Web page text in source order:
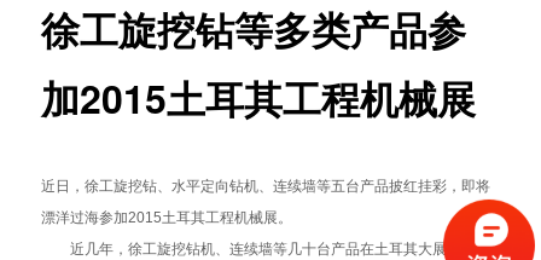
徐工旋挖钻等多类产品参
加2015土耳其工程机械展
近日，徐工旋挖钻、水平定向钻机、连续墙等五台产品披红挂彩，即将
漂洋过海参加2015土耳其工程机械展。
近几年，徐工旋挖钻机、连续墙等几十台产品在土耳其大展身手，